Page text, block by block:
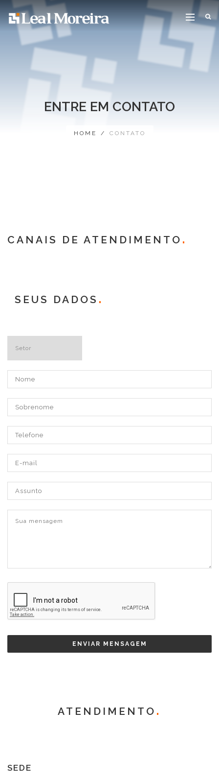
ENTRE EM CONTATO
HOME / CONTATO
CANAIS DE ATENDIMENTO
SEUS DADOS
ENVIAR MENSAGEM
ATENDIMENTO
SEDE